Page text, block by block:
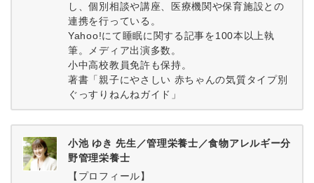
し、個別相談や講座、医療機関や保育施設との
連携を行っている。
Yahoo!にて睡眠に関する記事を100本以上執
筆。メディア出演多数。
小中高校教員免許も保持。
著書「親子にやさしい 赤ちゃんの気質タイプ別
ぐっすりねんねガイド」
小池 ゆき 先生／管理栄養士／食物アレルギー分
野管理栄養士
【プロフィール】